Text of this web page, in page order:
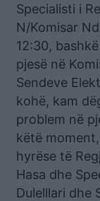
Specialisti i
N/Komisar
12:30,
pjesë në
Sendeve
kohë, kam
problem në
këtë
hyrëse të
Hasa dhe
Dulelllari dhe